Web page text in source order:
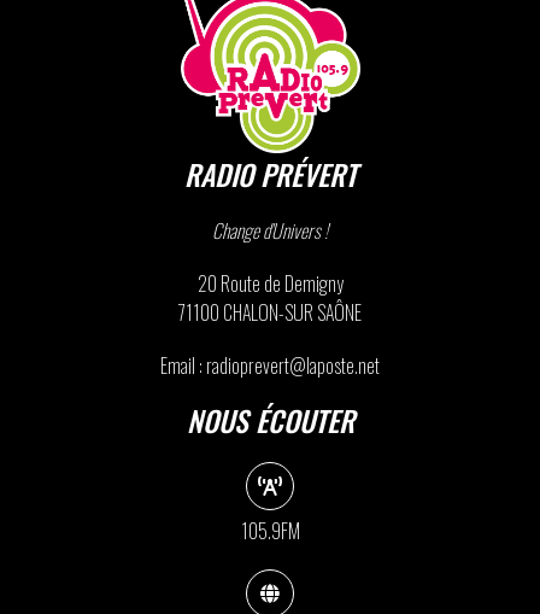
RADIO PRÉVERT
Change d'Univers !
20 Route de Demigny
71100 CHALON-SUR SAÔNE
Email : radioprevert@laposte.net
NOUS ÉCOUTER
105.9FM